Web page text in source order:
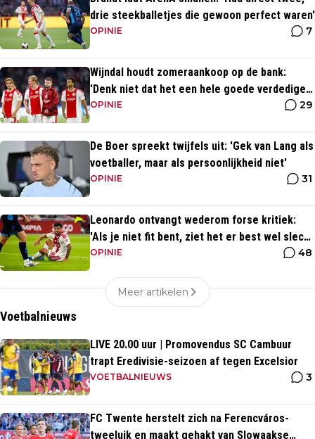
drie steekballetjes die gewoon perfect waren'
OPINIE 7
Wijndal houdt zomeraankoop op de bank:
'Denk niet dat het een hele goede verdediger
is'
OPINIE 29
De Boer spreekt twijfels uit: 'Gek van Lang als
voetballer, maar als persoonlijkheid niet'
OPINIE 31
Leonardo ontvangt wederom forse kritiek:
'Als je niet fit bent, ziet het er best wel slecht
uit'
OPINIE 48
Meer artikelen
Voetbalnieuws
LIVE 20.00 uur | Promovendus SC Cambuur
trapt Eredivisie-seizoen af tegen Excelsior
VOETBALNIEUWS 3
FC Twente herstelt zich na Ferencváros-
tweeluik en maakt gehakt van Slowaakse